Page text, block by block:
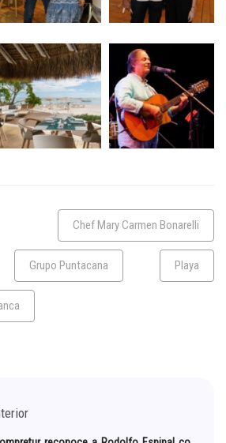
Chef Mary Carmen Bonarelli
Grupo Puntacana Playa